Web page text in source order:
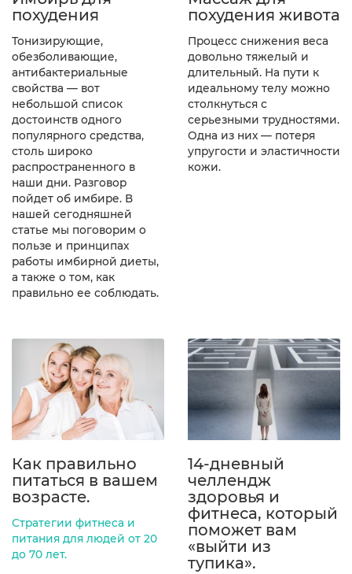
похудения
Тонизирующие,
обезболивающие,
антибактериальные
свойства — вот
небольшой список
достоинств одного
популярного средства,
столь широко
распространенного в
наши дни. Разговор
пойдет об имбире. В
нашей сегодняшней
статье мы поговорим о
пользе и принципах
работы имбирной диеты,
а также о том, как
правильно ее соблюдать.
похудения живота
Процесс снижения веса
довольно тяжелый и
длительный. На пути к
идеальному телу можно
столкнуться с
серьезными трудностями.
Одна из них — потеря
упругости и эластичности
кожи.
Как правильно
питаться в вашем
возрасте.
Стратегии фитнеса и
питания для людей от 20
до 70 лет.
14-дневный
челлендж
здоровья и
фитнеса, который
поможет вам
«выйти из
тупика».